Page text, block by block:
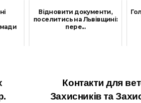
Відновити документи,
поселитись на Львівщині:
пере...
Контакти для
Захисників та